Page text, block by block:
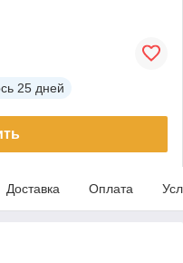
25 дней
Доставка Оплата